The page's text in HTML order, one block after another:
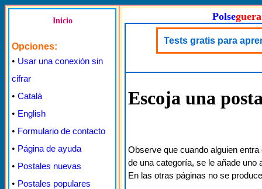
Inicio
Opciones:
• Usar una conexión sin
cifrar
• Català
• English
• Formulario de contacto
• Página de ayuda
• Postales nuevas
• Postales populares
Polseguera
Tests gratis para
Escoja una
Observe que cuando alguien
de una categoría, se le añade uno
En las otras páginas no se